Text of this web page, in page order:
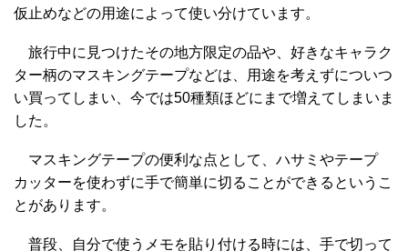
仮止めなどの用途によって使い分けています。
旅行中に見つけたその地方限定の品や、好きなキャラク
ター柄のマスキングテープなどは、用途を考えずについつ
い買ってしまい、今では50種類ほどにまで増えてしまいま
した。
マスキングテープの便利な点として、ハサミやテープ
カッターを使わずに手で簡単に切ることができるというこ
とがあります。
普段、自分で使うメモを貼り付ける時には、手で切って